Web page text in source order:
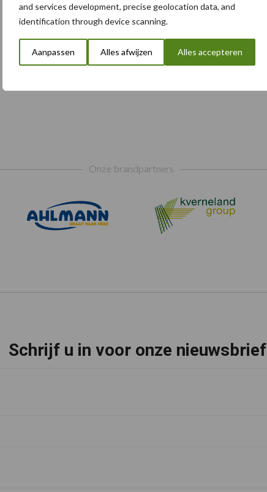
and services development, precise geolocation data, and
identification through device scanning.
Aanpassen Alles afwijzen Alles accepteren
Onze brandpartners
Schrijf u in voor onze nieuwsbrief